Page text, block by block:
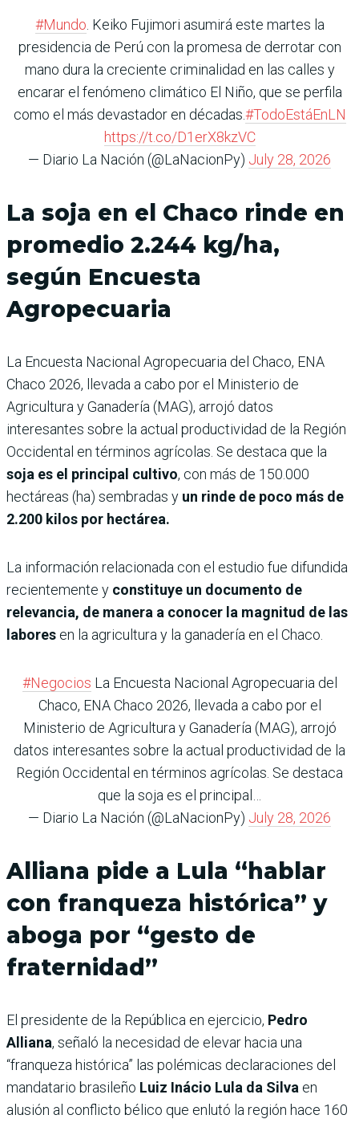
#Mundo. Keiko Fujimori asumirá este martes la
presidencia de Perú con la promesa de derrotar con
mano dura la creciente criminalidad en las calles y
encarar el fenómeno climático El Niño, que se perfila
como el más devastador en décadas.#TodoEstáEnLN
https://t.co/D1erX8kzVC
— Diario La Nación (@LaNacionPy) July 28, 2026
La soja en el Chaco rinde en
promedio 2.244 kg/ha,
según Encuesta
Agropecuaria
La Encuesta Nacional Agropecuaria del Chaco, ENA
Chaco 2026, llevada a cabo por el Ministerio de
Agricultura y Ganadería (MAG), arrojó datos
interesantes sobre la actual productividad de la Región
Occidental en términos agrícolas. Se destaca que la
soja es el principal cultivo, con más de 150.000
hectáreas (ha) sembradas y un rinde de poco más de
2.200 kilos por hectárea.
La información relacionada con el estudio fue difundida
recientemente y constituye un documento de
relevancia, de manera a conocer la magnitud de las
labores en la agricultura y la ganadería en el Chaco.
#Negocios La Encuesta Nacional Agropecuaria del
Chaco, ENA Chaco 2026, llevada a cabo por el
Ministerio de Agricultura y Ganadería (MAG), arrojó
datos interesantes sobre la actual productividad de la
Región Occidental en términos agrícolas. Se destaca
que la soja es el principal…
— Diario La Nación (@LaNacionPy) July 28, 2026
Alliana pide a Lula “hablar
con franqueza histórica” y
aboga por “gesto de
fraternidad”
El presidente de la República en ejercicio, Pedro
Alliana, señaló la necesidad de elevar hacia una
“franqueza histórica” las polémicas declaraciones del
mandatario brasileño Luiz Inácio Lula da Silva en
alusión al conflicto bélico que enlutó la región hace 160